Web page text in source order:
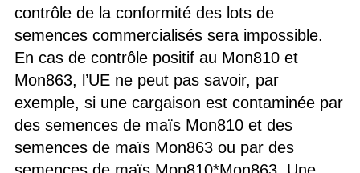
contrôle de la conformité des lots de
semences commercialisés sera impossible.
En cas de contrôle positif au Mon810 et
Mon863, l’UE ne peut pas savoir, par
exemple, si une cargaison est contaminée par
des semences de maïs Mon810 et des
semences de maïs Mon863 ou par des